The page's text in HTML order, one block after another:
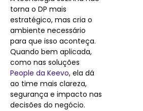
torna o DP mais
estratégico, mas cria o
ambiente necessário
para que isso aconteça.
Quando bem aplicada,
como nas soluções
People da Keevo, ela dá
ao time mais clareza,
segurança e impacto nas
decisões do negócio.